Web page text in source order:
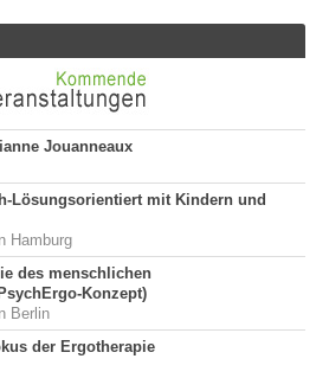
Jouanneaux
Lösungsorientiert mit Kindern und
Hamburg
des menschlichen
Konzept)
Berlin
der Ergotherapie